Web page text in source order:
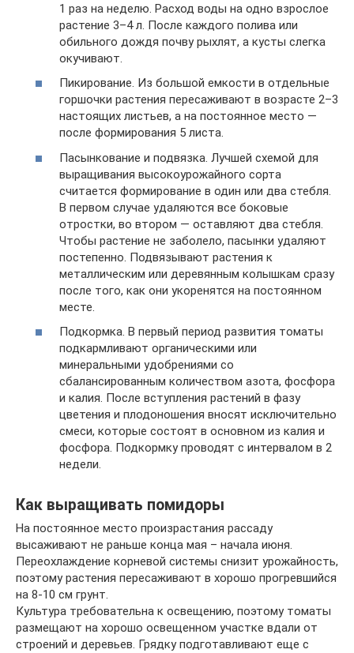
1 раз на неделю. Расход воды на одно взрослое
растение 3–4 л. После каждого полива или
обильного дождя почву рыхлят, а кусты слегка
окучивают.
Пикирование. Из большой емкости в отдельные
горшочки растения пересаживают в возрасте 2–3
настоящих листьев, а на постоянное место —
после формирования 5 листа.
Пасынкование и подвязка. Лучшей схемой для
выращивания высокоурожайного сорта
считается формирование в один или два стебля.
В первом случае удаляются все боковые
отростки, во втором — оставляют два стебля.
Чтобы растение не заболело, пасынки удаляют
постепенно. Подвязывают растения к
металлическим или деревянным колышкам сразу
после того, как они укоренятся на постоянном
месте.
Подкормка. В первый период развития томаты
подкармливают органическими или
минеральными удобрениями со
сбалансированным количеством азота, фосфора
и калия. После вступления растений в фазу
цветения и плодоношения вносят исключительно
смеси, которые состоят в основном из калия и
фосфора. Подкормку проводят с интервалом в 2
недели.
Как выращивать помидоры
На постоянное место произрастания рассаду
высаживают не раньше конца мая – начала июня.
Переохлаждение корневой системы снизит урожайность,
поэтому растения пересаживают в хорошо прогревшийся
на 8-10 см грунт.
Культура требовательна к освещению, поэтому томаты
размещают на хорошо освещенном участке вдали от
строений и деревьев. Грядку подготавливают еще с